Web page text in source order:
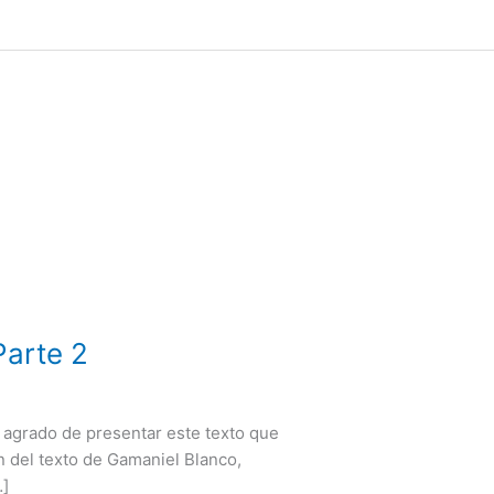
2
de presentar este texto que
texto de Gamaniel Blanco,